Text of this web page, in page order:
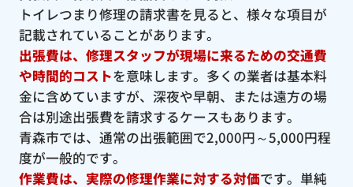
トイレつまり修理の請求書を見ると、様々な項目が
記載されていることがあります。
出張費は、修理スタッフが現場に来るための交通費
や時間的コストを意味します。多くの業者は基本料
金に含めていますが、深夜や早朝、または遠方の場
合は別途出張費を請求するケースもあります。
青森市では、通常の出張範囲で2,000円～5,000円程
度が一般的です。
作業費は、実際の修理作業に対する対価です。単純